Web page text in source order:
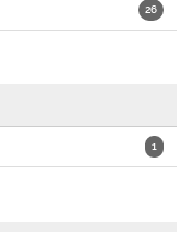
26
1